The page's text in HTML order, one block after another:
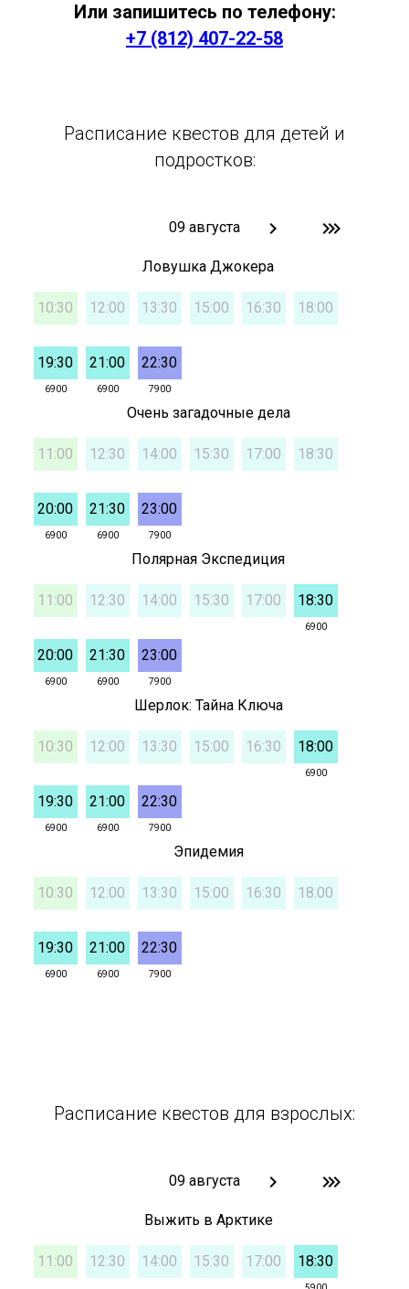
Или запишитесь по телефону:
+7 (812) 407-22-58
Расписание квестов для детей и
подростков:
Расписание квестов для взрослых: